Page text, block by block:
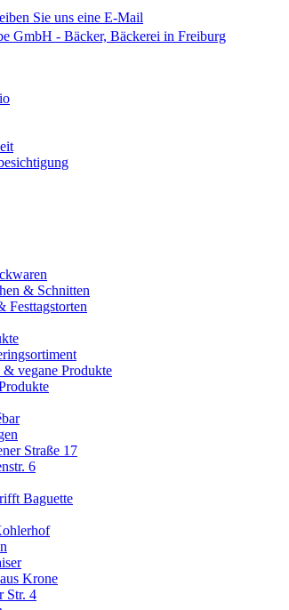
& Schnitten
Festtagstorten
& vegane Produkte
Straße 17
6
Baguette
Krone
Str. 4